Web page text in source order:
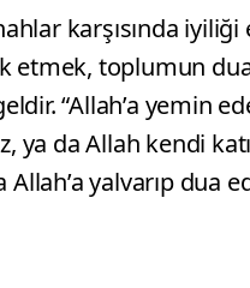
karşısında
toplumun
“Allah’a yemin
ya da Allah kendi
yalvarıp dua